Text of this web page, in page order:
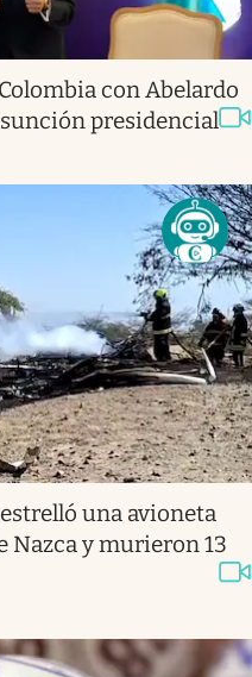
con Abelardo
presidencial
una avioneta
Nazca y murieron 13